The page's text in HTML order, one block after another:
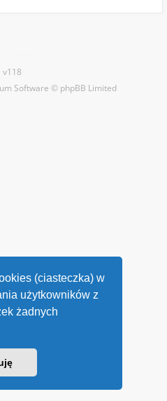
(ciasteczka) w
użytkowników z
żadnych
v118
Software © phpBB Limited